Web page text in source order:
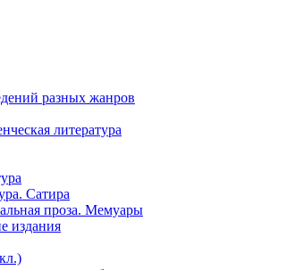
разных жанров
литература
Сатира
проза. Мемуары
издания